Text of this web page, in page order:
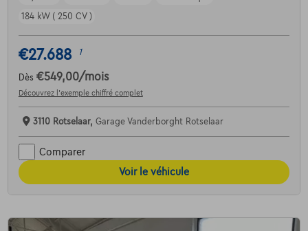
184 kW ( 250 CV )
€27.688 1
Dès €549,00/mois
Découvrez l’exemple chiffré complet
3110 Rotselaar, Garage Vanderborght Rotselaar
Comparer
Voir le véhicule